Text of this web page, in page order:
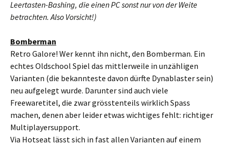
Leertasten-Bashing, die einen PC sonst nur von der Weite
betrachten. Also Vorsicht!)
Bomberman
Retro Galore! Wer kennt ihn nicht, den Bomberman. Ein
echtes Oldschool Spiel das mittlerweile in unzähligen
Varianten (die bekannteste davon dürfte Dynablaster sein)
neu aufgelegt wurde. Darunter sind auch viele
Freewaretitel, die zwar grösstenteils wirklich Spass
machen, denen aber leider etwas wichtiges fehlt: richtiger
Multiplayersupport.
Via Hotseat lässt sich in fast allen Varianten auf einem